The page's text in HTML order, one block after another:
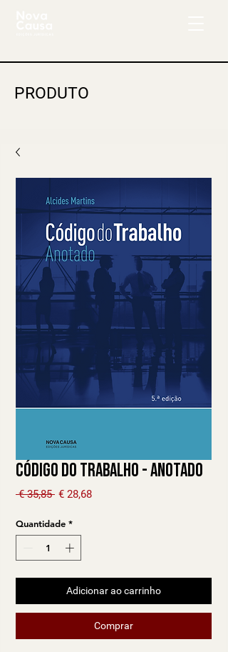
PRODUTO
Código do Trabalho - Anotado
€ 35,85 Preço normal
€ 28,68Preço promocional
Quantidade *
Adicionar ao carrinho
Comprar